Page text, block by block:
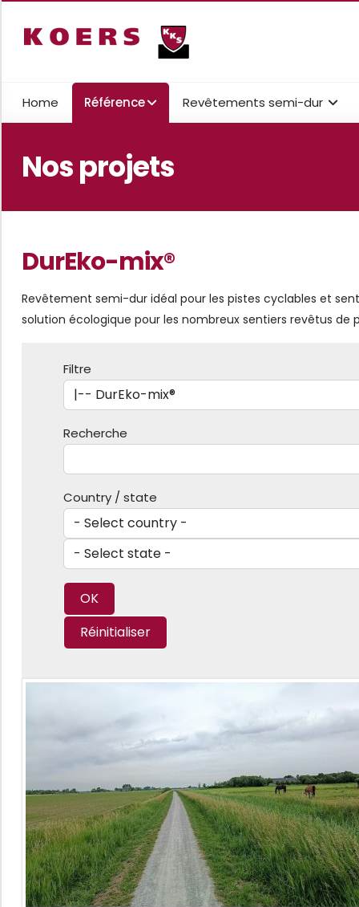
Home Référence Revêtements semi-dur
Nos projets
DurEko-mix®
Revêtement semi-dur idéal pour les pistes cyclables et
solution écologique pour les nombreux sentiers revêtus
Filtre
Recherche
Country / state